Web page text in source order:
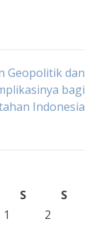
Geopolitik dan
bagi
Indonesia
S
S
1
2